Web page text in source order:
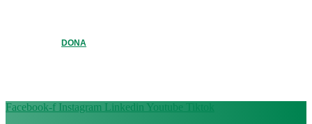
DONA
Facebook-f Instagram Linkedin Youtube Tiktok